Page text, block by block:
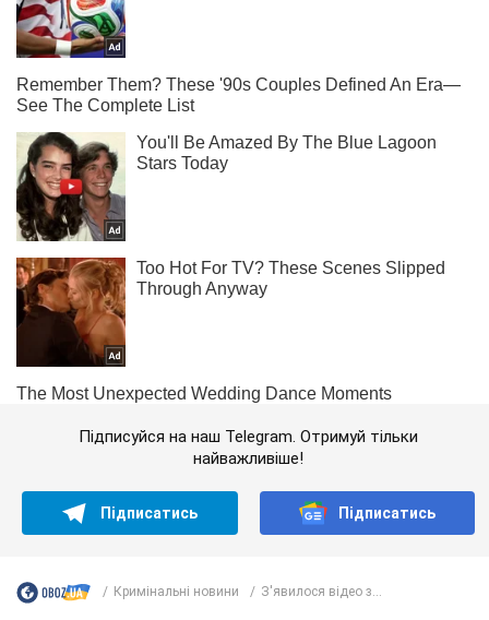
Підписуйся на наш Telegram. Отримуй тільки
найважливіше!
Підписатись Підписатись
Кримінальні новини З'явилося відео з...